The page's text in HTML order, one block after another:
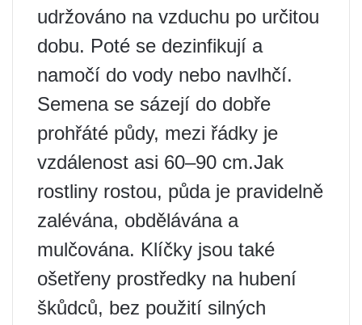
udržováno na vzduchu po určitou
dobu. Poté se dezinfikují a
namočí do vody nebo navlhčí.
Semena se sázejí do dobře
prohřáté půdy, mezi řádky je
vzdálenost asi 60–90 cm.Jak
rostliny rostou, půda je pravidelně
zalévána, obdělávána a
mulčována. Klíčky jsou také
ošetřeny prostředky na hubení
škůdců, bez použití silných